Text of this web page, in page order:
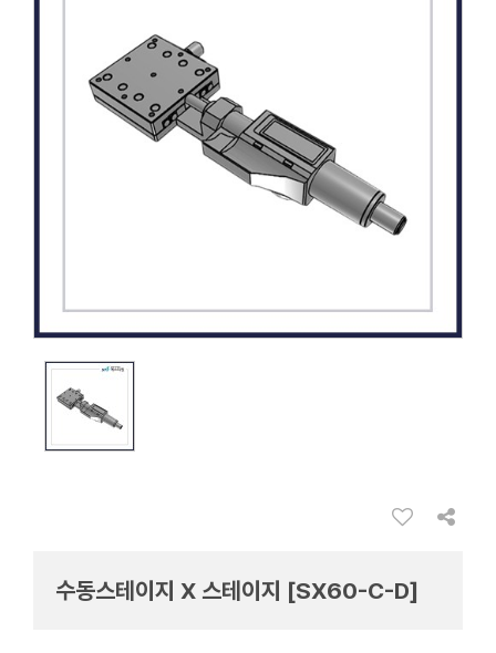
수동스테이지 X 스테이지 [SX60-C-D]